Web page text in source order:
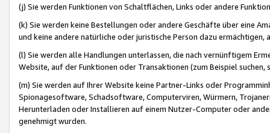
(j) Sie werden Funktionen von Schaltflächen, Links oder andere
(k) Sie werden keine Bestellungen oder andere Geschäfte über eine
und keine andere natürliche oder juristische Person dazu
(l) Sie werden alle Handlungen unterlassen, die nach vernünftigem
Website, auf der Funktionen oder Transaktionen (zum Beispiel
(m) Sie werden auf Ihrer Website keine Partner-Links oder
Spionagesoftware, Schadsoftware, Computerviren, Würmern,
Herunterladen oder Installieren auf einem Nutzer-Computer oder
genehmigt wurden.